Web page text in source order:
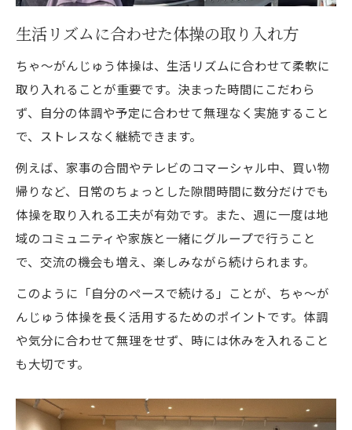
生活リズムに合わせた体操の取り入れ方
ちゃ～がんじゅう体操は、生活リズムに合わせて柔軟に
取り入れることが重要です。決まった時間にこだわら
ず、自分の体調や予定に合わせて無理なく実施すること
で、ストレスなく継続できます。
例えば、家事の合間やテレビのコマーシャル中、買い物
帰りなど、日常のちょっとした隙間時間に数分だけでも
体操を取り入れる工夫が有効です。また、週に一度は地
域のコミュニティや家族と一緒にグループで行うこと
で、交流の機会も増え、楽しみながら続けられます。
このように「自分のペースで続ける」ことが、ちゃ～が
んじゅう体操を長く活用するためのポイントです。体調
や気分に合わせて無理をせず、時には休みを入れること
も大切です。